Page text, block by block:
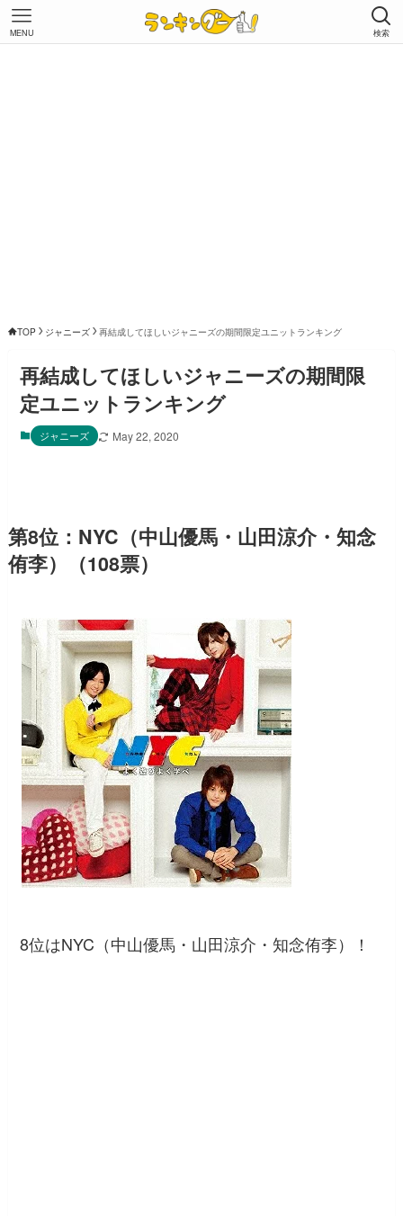
検索
MENU
TOP ジャニーズ 再結成してほしいジャニーズの期間限定ユニットランキング
再結成してほしいジャニーズの期間限
定ユニットランキング
ジャニーズ May 22, 2020
第8位：NYC（中山優馬・山田涼介・知念
侑李）（108票）
8位はNYC（中山優馬・山田涼介・知念侑李）！